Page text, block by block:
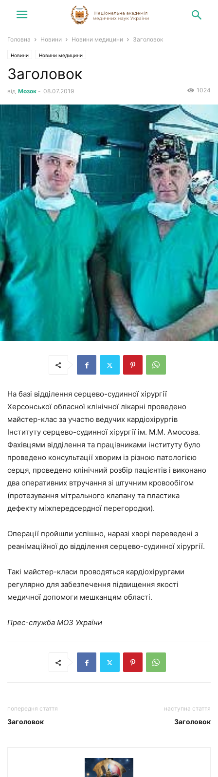
Головна Новини Новини медицини Заголовок
Новини Новини медицини
Заголовок
від Мозок - 08.07.2019 1024
На базі відділення серцево-судинної хірургії
Херсонської обласної клінічної лікарні проведено
майстер-клас за участю ведучих кардіохірургів
Інституту серцево-судинної хірургії ім. М.М. Амосова.
Фахівцями відділення та працівниками інституту було
проведено консультації хворим із різною патологією
серця, проведено клінічний розбір пацієнтів і виконано
два оперативних втручання зі штучним кровообігом
(протезування мітрального клапану та пластика
дефекту міжпередсердної перегородки).
Операції пройшли успішно, наразі хворі переведені з
реанімаційної до відділення серцево-судинної хірургії.
Такі майстер-класи проводяться кардіохірургами
регулярно для забезпечення підвищення якості
медичної допомоги мешканцям області.
Прес-служба МОЗ України
попередня стаття
Заголовок
наступна стаття
Заголовок